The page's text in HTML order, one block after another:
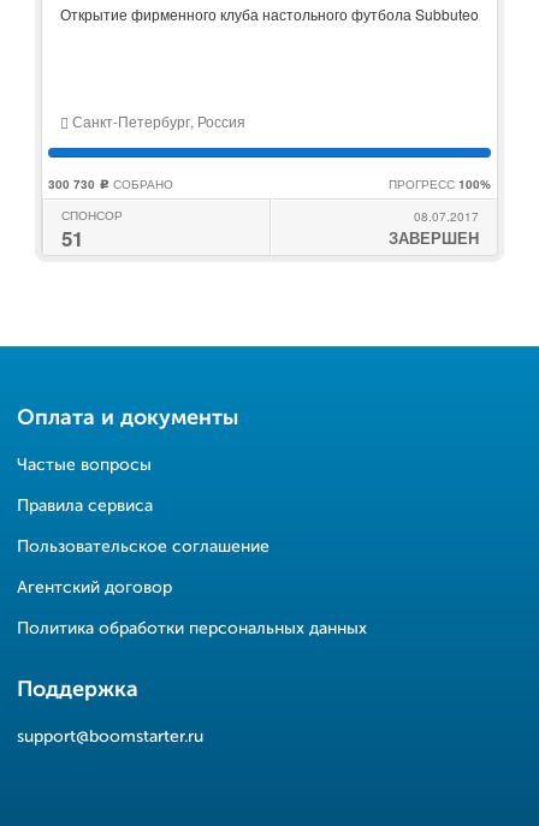
Открытие фирменного клуба настольного футбола Subbuteo
Санкт-Петербург, Россия
300 730 c СОБРАНО ПРОГРЕСС 100%
СПОНСОР
51
08.07.2017
ЗАВЕРШЕН
Оплата и документы
Частые вопросы
Правила сервиса
Пользовательское соглашение
Агентский договор
Политика обработки персональных данных
Поддержка
support@boomstarter.ru